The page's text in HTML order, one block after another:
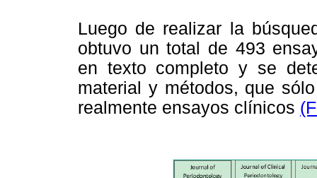
Luego de realizar la
obtuvo un total de 493
en texto completo y se
material y métodos, que
realmente ensayos clínicos